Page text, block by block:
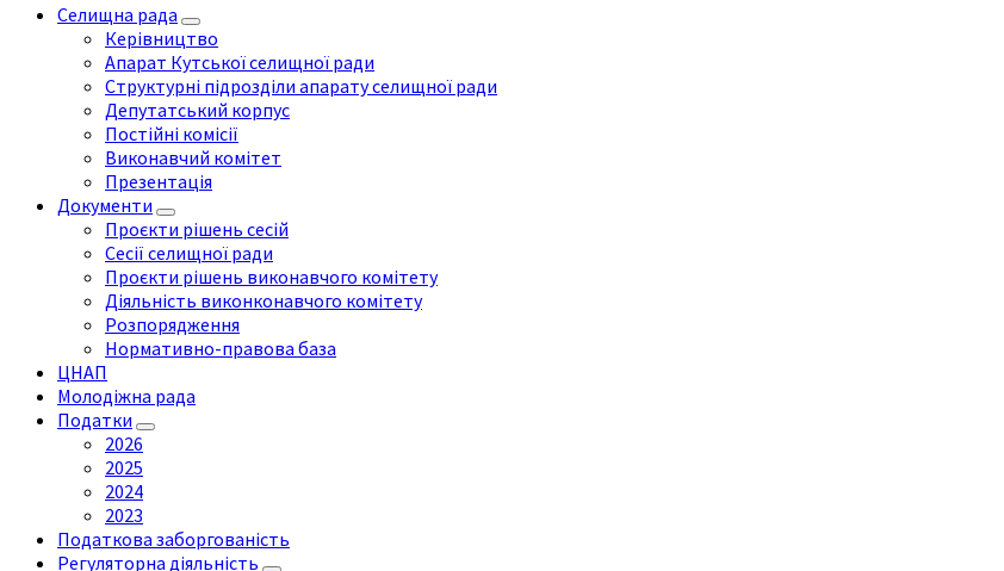
Селищна рада
Керівництво
Апарат Кутської селищної ради
Структурні підрозділи апарату селищної ради
Депутатський корпус
Постійні комісії
Виконавчий комітет
Презентація
Документи
Проєкти рішень сесій
Сесії селищної ради
Проєкти рішень виконавчого комітету
Діяльність виконконавчого комітету
Розпорядження
Нормативно-правова база
ЦНАП
Молодіжна рада
Податки
2026
2025
2024
2023
Податкова заборгованість
Регуляторна діяльність